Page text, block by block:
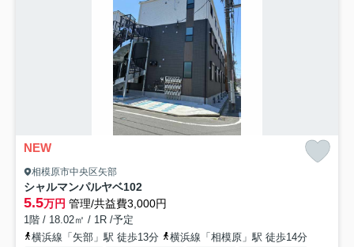
NEW
相模原市中央区矢部
シャルマンパルヤベ102
5.5万円 管理/共益費3,000円
1階 / 18.02㎡ / 1R /予定
横浜線「矢部」駅 徒歩13分
横浜線「相模原」駅 徒歩14分